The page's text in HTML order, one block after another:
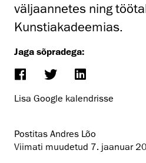
väljaannetes ning
Kunstiakadeemias.
Jaga sõpradega:
Lisa Google kalendrisse
Postitas Andres Lõo
Viimati muudetud 7. jaanuar